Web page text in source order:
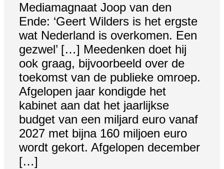
Mediamagnaat Joop van den
Ende: ‘Geert Wilders is het ergste
wat Nederland is overkomen. Een
gezwel’ […] Meedenken doet hij
ook graag, bijvoorbeeld over de
toekomst van de publieke omroep.
Afgelopen jaar kondigde het
kabinet aan dat het jaarlijkse
budget van een miljard euro vanaf
2027 met bijna 160 miljoen euro
wordt gekort. Afgelopen december
[…]